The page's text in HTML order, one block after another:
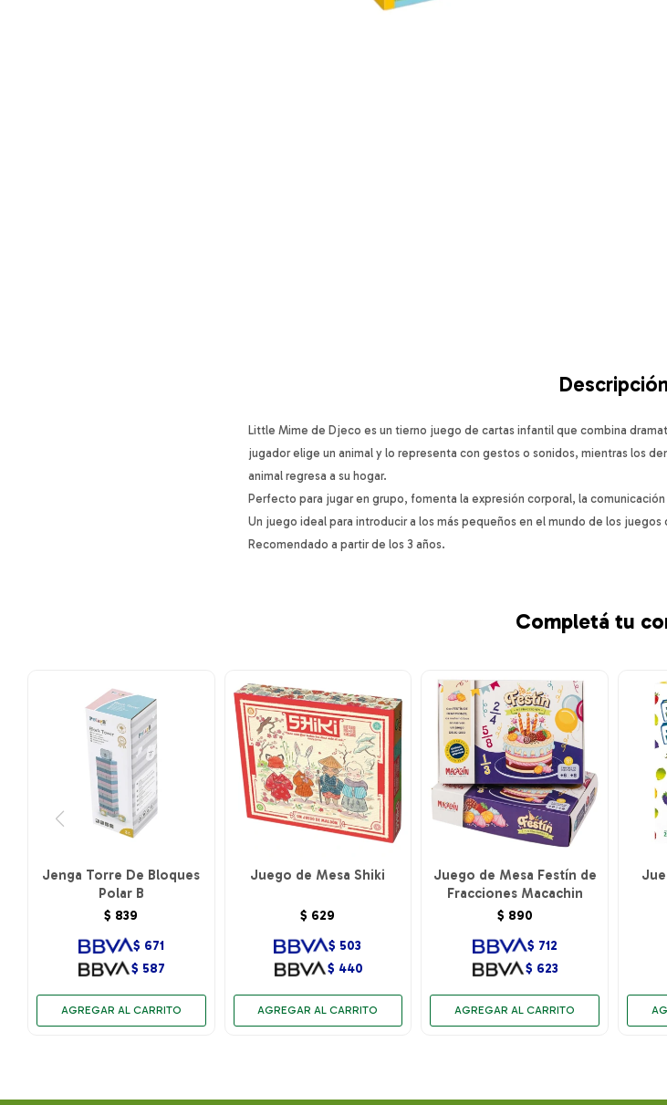
Descripción
Little Mime de Djeco es un tierno juego de cartas infantil que combina
jugador elige un animal y lo representa con gestos o sonidos, mientras los
animal regresa a su hogar.
Perfecto para jugar en grupo, fomenta la expresión corporal, la
Un juego ideal para introducir a los más pequeños en el mundo de los
Recomendado a partir de los 3 años.
Completá tu
Jenga Torre De Bloques
Polar B
$ 839
$ 587
$ 671
Juego de Mesa Shiki
$ 629
$ 440
$ 503
Juego de Mesa Festín de
Fracciones Macachin
$ 890
$ 623
$ 712